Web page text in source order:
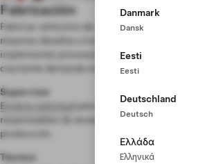
Danmark
Dansk
Eesti
Eesti
Deutschland
Deutsch
Ελλάδα
Ελληνικά
Fabricación
Fabricar vehículos de un modo rápido,
mayores desafíos a los que se enfrenta
implementar procesos de fabricación
creciente demanda mundial.
Supervisor
Envía tu solicitud
para liderar un equipo
responsables de alcanzar nuestros ambiciosos
producción.
Técnico